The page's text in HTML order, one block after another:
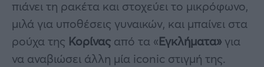
πιάνει τη ρακέτα και στοχεύει το μικρόφωνο,
μιλά για υποθέσεις γυναικών, και μπαίνει στα
ρούχα της Κορίνας από τα «Εγκλήματα» για
να αναβιώσει άλλη μία iconic στιγμή της.